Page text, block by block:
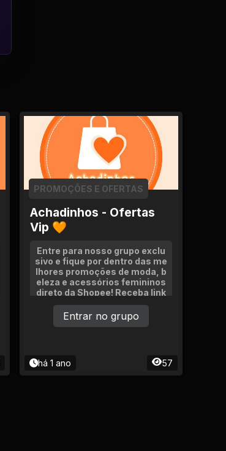
Achadinhos - Ofertas
Vip 🧡
PROMOÇÕES E OFERTAS
Entre para nosso grupo exclu
sivo e fique por dentro das me
lhores promoções de moda, b
eleza e acessórios femininos
direto da Shopee! Receba link
s com cupons, dicas de estil
o, achadinhos e ofertas relmp
ago todos os dias.
há 1 ano 57
Entrar no grupo